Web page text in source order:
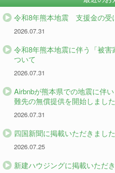
令和8年熊本地震 支援金の受
2026.07.31
令和8年熊本地震に伴う「被
ついて
2026.07.31
Airbnbが熊本県での地震に伴
難先の無償提供を開始しました
2026.07.31
四国新聞に掲載いただきました
2026.07.25
新建ハウジングに掲載いただき